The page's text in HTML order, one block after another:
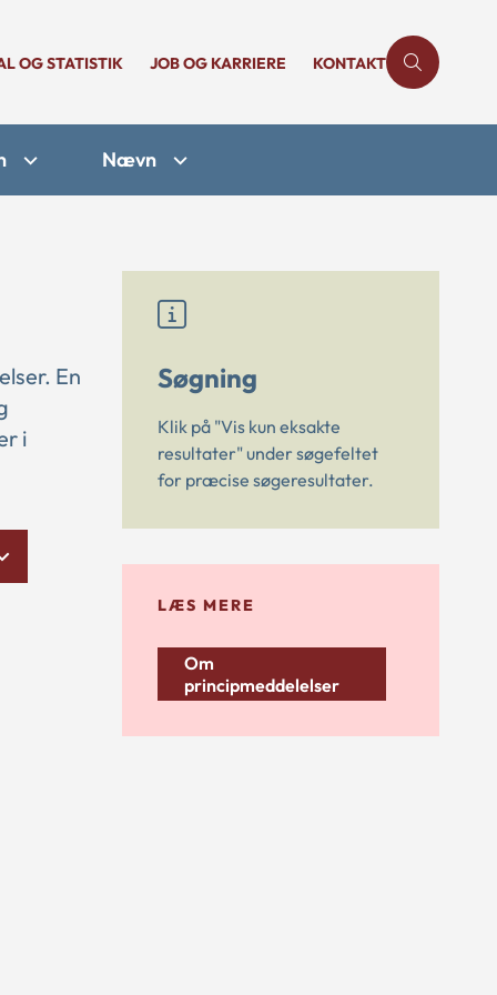
OG STATISTIK JOB OG KARRIERE KONTAKT
Nævn
En
i
Søgning
Klik på "Vis kun eksakte
resultater" under søgefeltet
for præcise søgeresultater.
LÆS MERE
Om
principmeddelelser